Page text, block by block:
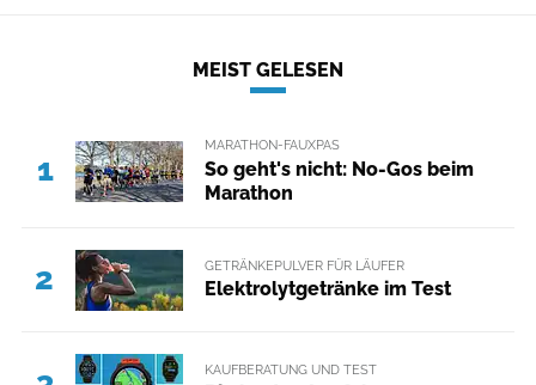
MEIST GELESEN
1
MARATHON-FAUXPAS
So geht's nicht: No-Gos beim
Marathon
2 GETRÄNKEPULVER FÜR LÄUFER
Elektrolytgetränke im Test
KAUFBERATUNG UND TEST